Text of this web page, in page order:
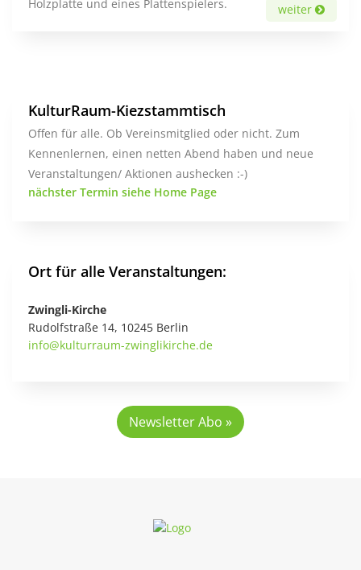
Holzplatte und eines Plattenspielers.
weiter
KulturRaum-Kiezstammtisch
Offen für alle. Ob Vereinsmitglied oder nicht. Zum
Kennenlernen, einen netten Abend haben und neue
Veranstaltungen/ Aktionen aushecken :-)
nächster Termin siehe Home Page
Ort für alle Veranstaltungen:
Zwingli-Kirche
Rudolfstraße 14, 10245 Berlin
info@kulturraum-zwinglikirche.de
Newsletter Abo »